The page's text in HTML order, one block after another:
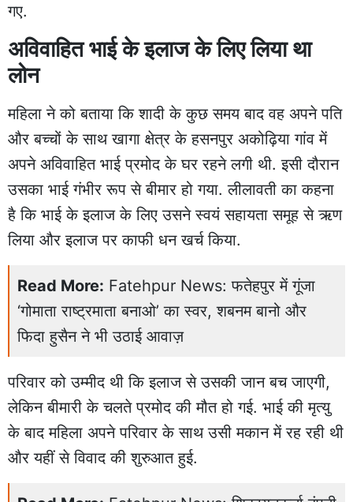
गए.
अविवाहित भाई के इलाज के लिए लिया था
लोन
महिला ने को बताया कि शादी के कुछ समय बाद वह अपने पति
और बच्चों के साथ खागा क्षेत्र के हसनपुर अकोढ़िया गांव में
अपने अविवाहित भाई प्रमोद के घर रहने लगी थी. इसी दौरान
उसका भाई गंभीर रूप से बीमार हो गया. लीलावती का कहना
है कि भाई के इलाज के लिए उसने स्वयं सहायता समूह से ऋण
लिया और इलाज पर काफी धन खर्च किया.
Read More: Fatehpur News: फतेहपुर में गूंजा
‘गोमाता राष्ट्रमाता बनाओ’ का स्वर, शबनम बानो और
फिदा हुसैन ने भी उठाई आवाज़
परिवार को उम्मीद थी कि इलाज से उसकी जान बच जाएगी,
लेकिन बीमारी के चलते प्रमोद की मौत हो गई. भाई की मृत्यु
के बाद महिला अपने परिवार के साथ उसी मकान में रह रही थी
और यहीं से विवाद की शुरुआत हुई.